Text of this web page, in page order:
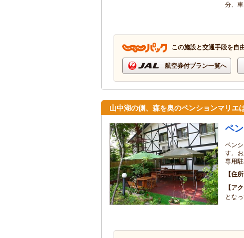
分、
この施設と交通手段を自
航空券付プラン一覧へ
山中湖の側、森を奥のペンションマリエ
ペ
ペン
す。
専用
住所
ア
とな